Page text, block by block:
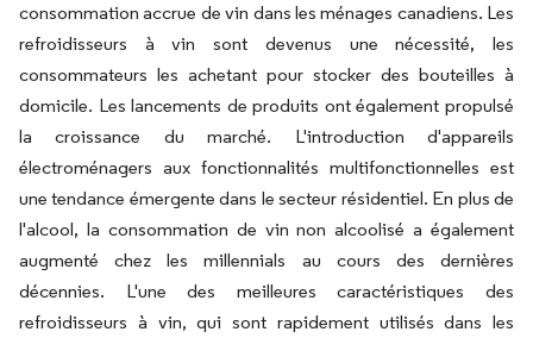
consommation accrue de vin dans les ménages canadiens. Les
refroidisseurs à vin sont devenus une nécessité, les
consommateurs les achetant pour stocker des bouteilles à
domicile. Les lancements de produits ont également propulsé
la croissance du marché. L'introduction d'appareils
électroménagers aux fonctionnalités multifonctionnelles est
une tendance émergente dans le secteur résidentiel. En plus de
l'alcool, la consommation de vin non alcoolisé a également
augmenté chez les millennials au cours des dernières
décennies. L'une des meilleures caractéristiques des
refroidisseurs à vin, qui sont rapidement utilisés dans les